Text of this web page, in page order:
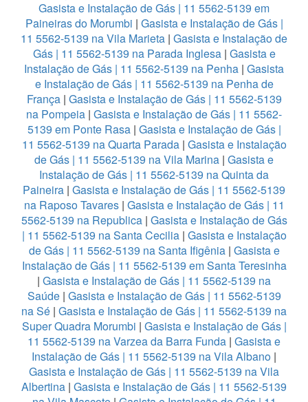
Gasista e Instalação de Gás | 11 5562-5139 em
Paineiras do Morumbi | Gasista e Instalação de Gás |
11 5562-5139 na Vila Marieta | Gasista e Instalação de
Gás | 11 5562-5139 na Parada Inglesa | Gasista e
Instalação de Gás | 11 5562-5139 na Penha | Gasista
e Instalação de Gás | 11 5562-5139 na Penha de
França | Gasista e Instalação de Gás | 11 5562-5139
na Pompeia | Gasista e Instalação de Gás | 11 5562-
5139 em Ponte Rasa| Gasista e Instalação de Gás |
11 5562-5139 na Quarta Parada| Gasista e Instalação
de Gás | 11 5562-5139 na Vila Marina | Gasista e
Instalação de Gás | 11 5562-5139 na Quinta da
Paineira | Gasista e Instalação de Gás | 11 5562-5139
na Raposo Tavares| Gasista e Instalação de Gás | 11
5562-5139 na Republica| Gasista e Instalação de Gás
| 11 5562-5139 na Santa Cecilia| Gasista e Instalação
de Gás | 11 5562-5139 na Santa Ifigênia | Gasista e
Instalação de Gás | 11 5562-5139 em Santa Teresinha
| Gasista e Instalação de Gás | 11 5562-5139 na
Saúde| Gasista e Instalação de Gás | 11 5562-5139
na Sé | Gasista e Instalação de Gás | 11 5562-5139 na
Super Quadra Morumbi | Gasista e Instalação de Gás |
11 5562-5139 na Varzea da Barra Funda | Gasista e
Instalação de Gás | 11 5562-5139 na Vila Albano |
Gasista e Instalação de Gás | 11 5562-5139 na Vila
Albertina | Gasista e Instalação de Gás | 11 5562-5139